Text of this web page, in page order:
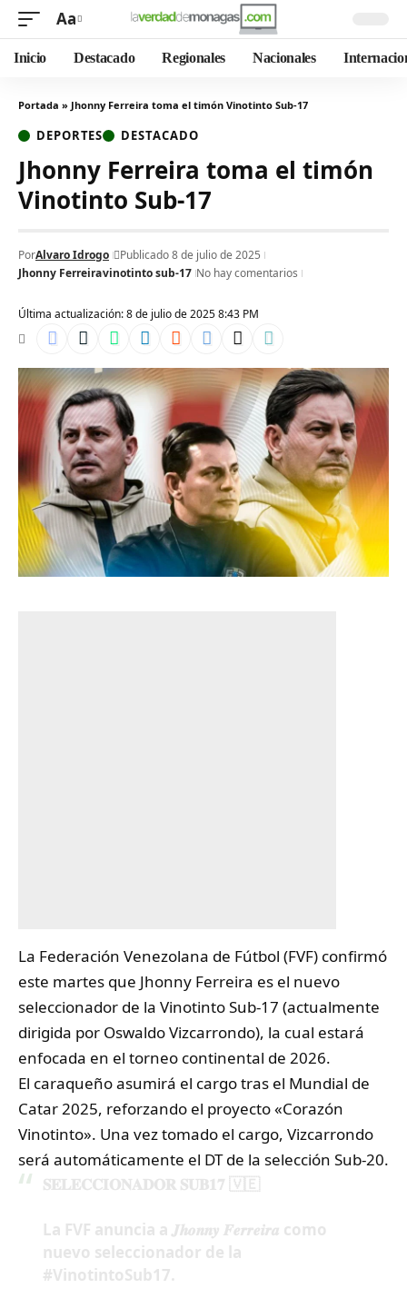
Aa
Inicio Destacado Regionales Nacionales
Portada » Jhonny Ferreira toma el timón Vinotinto Sub-17
DEPORTES DESTACADO
Jhonny Ferreira toma el timón
Vinotinto Sub-17
Última actualización: 8 de julio de 2025 8:43 PM
PorAlvaro Idrogo
Publicado 8 de julio de 2025
Jhonny Ferreiravinotinto sub-17 No hay comentarios
La Federación Venezolana de Fútbol (FVF) confirmó
este martes que Jhonny Ferreira es el nuevo
seleccionador de la Vinotinto Sub-17 (actualmente
dirigida por Oswaldo Vizcarrondo), la cual estará
enfocada en el torneo continental de 2026.
El caraqueño asumirá el cargo tras el Mundial de
Catar 2025, reforzando el proyecto «Corazón
Vinotinto». Una vez tomado el cargo, Vizcarrondo
será automáticamente el DT de la selección Sub-20.
𝐒𝐄𝐋𝐄𝐂𝐂𝐈𝐎𝐍𝐀𝐃𝐎𝐑 𝐒𝐔𝐁𝟏𝟕 🇻🇪
La FVF anuncia a 𝑱𝒉𝒐𝒏𝒏𝒚 𝑭𝒆𝒓𝒓𝒆𝒊𝒓𝒂 como
nuevo seleccionador de la
#VinotintoSub17.